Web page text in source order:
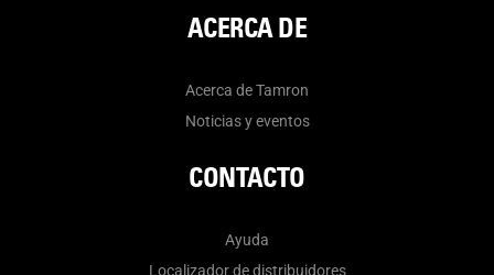
ACERCA DE
Acerca de Tamron
Noticias y eventos
CONTACTO
Ayuda
Localizador de distribuidores